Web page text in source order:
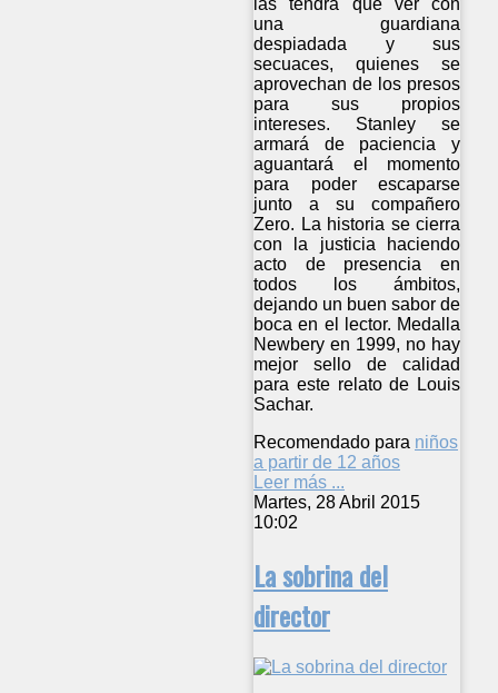
una guardiana
despiadada y sus
secuaces, quienes se
aprovechan de los presos
para sus propios
intereses. Stanley se
armará de paciencia y
aguantará el momento
para poder escaparse
junto a su compañero
Zero. La historia se cierra
con la justicia haciendo
acto de presencia en
todos los ámbitos,
dejando un buen sabor de
boca en el lector. Medalla
Newbery en 1999, no hay
mejor sello de calidad
para este relato de Louis
Sachar.
Recomendado para niños
a partir de 12 años
Leer más ...
Martes, 28 Abril 2015
10:02
La sobrina del
director